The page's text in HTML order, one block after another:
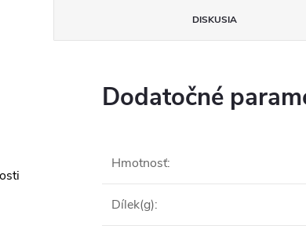
DISKUSIA
Dodatočné
Hmotnosť:
Dílek(g):